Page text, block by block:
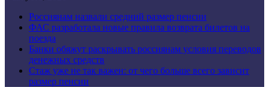
Россиянам назвали средний размер пенсии
ФАС разработала новые правила возврата билетов на
поезда
Банки обяжут раскрывать россиянам условия переводов
денежных средств
Стаж уже не так важен: от чего больше всего зависит
размер пенсии